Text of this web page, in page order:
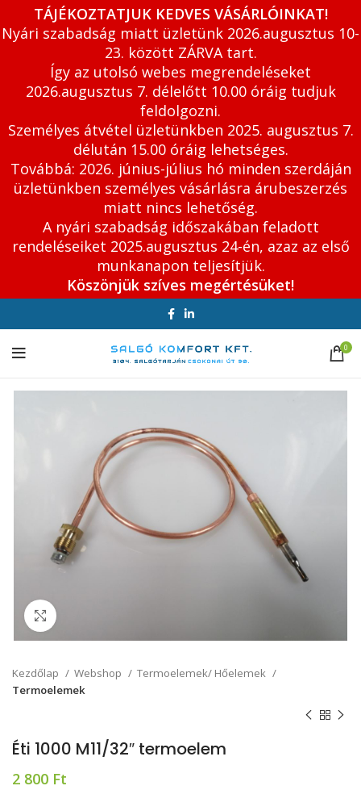
TÁJÉKOZTATJUK KEDVES VÁSÁRLÓINKAT!
Nyári szabadság miatt üzletünk 2026.augusztus 10-
23. között ZÁRVA tart.
Így az utolsó webes megrendeléseket
2026.augusztus 7. délelőtt 10.00 óráig tudjuk
feldolgozni.
Személyes átvétel üzletünkben 2025. augusztus 7.
délután 15.00 óráig lehetséges.
Továbbá: 2026. június-július hó minden szerdáján
üzletünkben személyes vásárlásra árubeszerzés
miatt nincs lehetőség.
A nyári szabadság időszakában feladott
rendeléseiket 2025.augusztus 24-én, azaz az első
munkanapon teljesítjük.
Köszönjük szíves megértésüket!
0
Kezdőlap Webshop
Termoelemek/ Hőelemek
Termoelemek
Éti 1000 M11/32″ termoelem
2 800 Ft